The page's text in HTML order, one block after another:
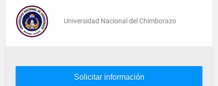
Universidad Nacional del Chimborazo
Solicitar información